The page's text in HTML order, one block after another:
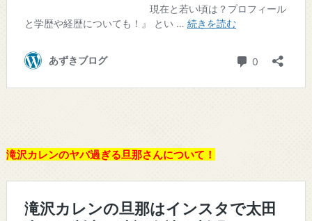
滝沢カレンのヤバ過ぎる旦那さんについて！